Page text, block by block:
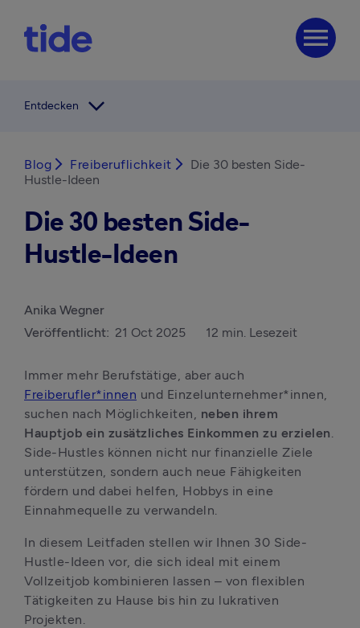
menu
Entdecken arrow_forward_ios
Blog arrow_forward_ios Freiberuflichkeit arrow_forward_ios
Die 30 besten Side-
Hustle-Ideen
Die 30 besten Side-
Hustle-Ideen
Anika Wegner
Veröffentlicht: 21 Oct 2025 12 min. Lesezeit
Freiberufler*innen und Einzelunternehmer*innen,
suchen nach Möglichkeiten, neben ihrem
Hauptjob ein zusätzliches Einkommen zu erzielen.
Side-Hustles können nicht nur finanzielle Ziele
unterstützen, sondern auch neue Fähigkeiten
fördern und dabei helfen, Hobbys in eine
Einnahmequelle zu verwandeln.
In diesem Leitfaden stellen wir Ihnen 30 Side-
Hustle-Ideen vor, die sich ideal mit einem
Vollzeitjob kombinieren lassen – von flexiblen
Tätigkeiten zu Hause bis hin zu lukrativen
Projekten.